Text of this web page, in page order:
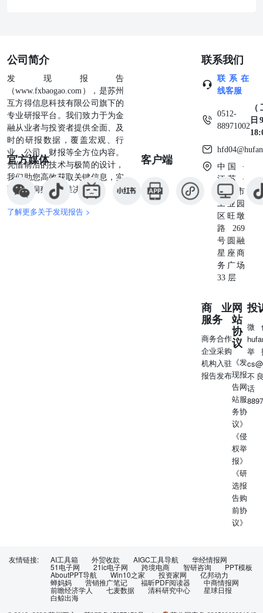
公司简介
发现报告
（www.fxbaogao.com），是苏州
互方得信息科技有限公司旗下的
专业研报平台。我们致力于为金
融从业者与投资者提供全面、及
时的研报数据，覆盖宏观、行
业、公司、财报等全方位内容。
凭借前沿的技术与极简的设计，
我们助您高效获取关键信息，实
现深度洞察与精准决策。
了解更多关于发现报告 >
官方媒体 客户端
联系我们
联系在
线客服
0512-
88971002
日
中国 ·
江苏 ·
苏州市
工业园
区旺墩
路269
号圆融
星座商
务广场
33 层
商业
服务
商务合作
企业采购
机构入驻
报告发布
网
站
协
议
《发
现报
告网
站服
务协
议》
《侵
权举
报》
《研
选报
告购
前协
议》
投
微
举
不
友情链接: AI工具箱 外贸收款 AIGC工具导航 华经情报网
51电子网 21ic电子网 跨境电商 智研咨询 PPT模板
AboutPPT导航 Win10之家 投资家网 亿邦动力
蝉妈妈 营销推广笔记 福昕PDF阅读器 中商情报网
前瞻经济学人 七麦数据 清科研究中心 星球日报
白鲸出海